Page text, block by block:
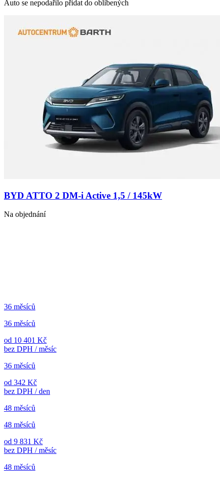
Auto se nepodařilo přidat do oblíbených
BYD ATTO 2 DM-i Active 1,5 / 145kW
Na objednání
36 měsíců
36 měsíců
od 10 401 Kč
bez DPH / měsíc
36 měsíců
od 342 Kč
bez DPH / den
48 měsíců
48 měsíců
od 9 831 Kč
bez DPH / měsíc
48 měsíců